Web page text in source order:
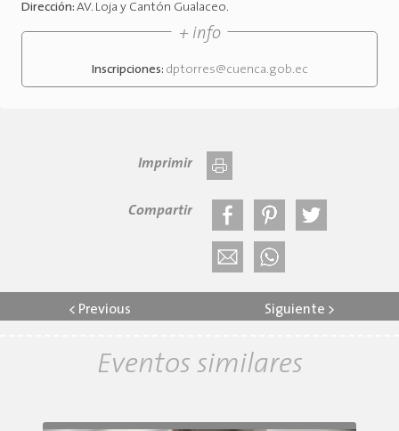
Dirección: AV. Loja y Cantón Gualaceo.
+ info
Inscripciones: dptorres@cuenca.gob.ec
Imprimir
Compartir
< Previous Siguiente >
Eventos similares